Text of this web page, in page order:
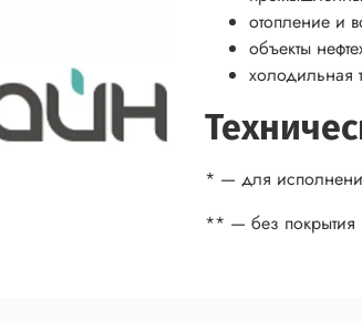
отопление и
объекты
холодильная
* — для
** — без покрытия